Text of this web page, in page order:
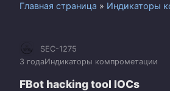
Главная страница » Индикаторы
SEC-1275
3 годаИндикаторы компрометации
FBot hacking tool IOCs